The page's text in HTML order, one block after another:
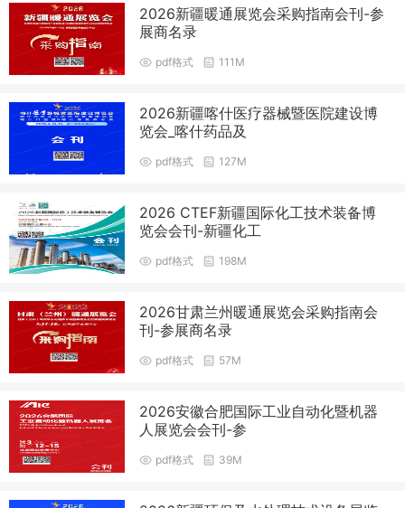
2026新疆暖通展览会采购指南会刊-参
展商名录
pdf格式 111M
2026新疆喀什医疗器械暨医院建设博
览会_喀什药品及
pdf格式 127M
2026 CTEF新疆国际化工技术装备博
览会会刊-新疆化工
pdf格式 198M
2026甘肃兰州暖通展览会采购指南会
刊-参展商名录
pdf格式 57M
2026安徽合肥国际工业自动化暨机器
人展览会会刊-参
pdf格式 39M